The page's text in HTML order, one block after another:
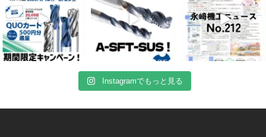
Instagramでもっと見る